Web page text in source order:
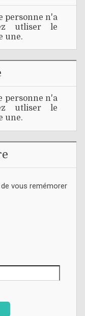
personne n'a
utliser le
une.
personne n'a
utliser le
une.
vous remémorer